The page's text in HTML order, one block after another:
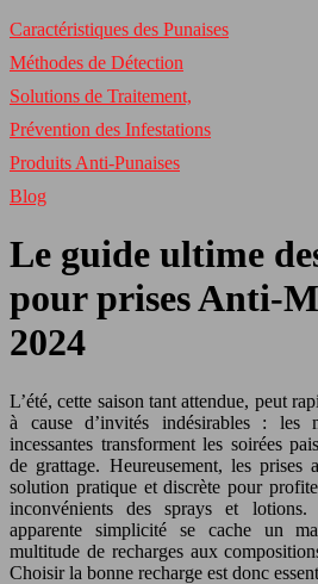
Caractéristiques des Punaises
Méthodes de Détection
Solutions de Traitement,
Prévention des Infestations
Produits Anti-Punaises
Blog
Le guide ultime
pour prises Anti-
2024
L’été, cette saison tant attendue, peut rapidement virer au cauchemar
à cause d’invités indésirables : les
incessantes transforment les soirées
de grattage. Heureusement, les prises
solution pratique et discrète pour
inconvénients des sprays et lotions.
apparente simplicité se cache un
multitude de recharges aux
Choisir la bonne recharge est donc